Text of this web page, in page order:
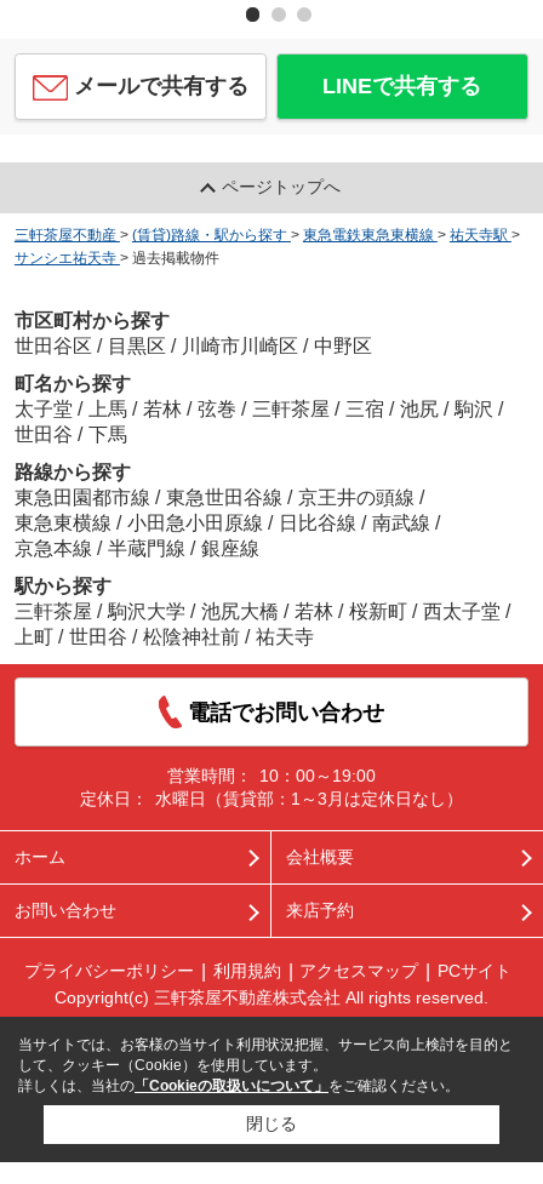
メールで共有する LINEで共有する
ページトップへ
三軒茶屋不動産 > (賃貸)路線・駅から探す > 東急電鉄東急東横線 > 祐天寺駅 >
サンシエ祐天寺 > 過去掲載物件
市区町村から探す
世田谷区 / 目黒区 / 川崎市川崎区 / 中野区
町名から探す
太子堂 / 上馬 / 若林 / 弦巻 / 三軒茶屋 / 三宿 / 池尻 / 駒沢 /
世田谷 / 下馬
路線から探す
東急田園都市線 / 東急世田谷線 / 京王井の頭線 /
東急東横線 / 小田急小田原線 / 日比谷線 / 南武線 /
京急本線 / 半蔵門線 / 銀座線
駅から探す
三軒茶屋 / 駒沢大学 / 池尻大橋 / 若林 / 桜新町 / 西太子堂 /
上町 / 世田谷 / 松陰神社前 / 祐天寺
電話でお問い合わせ
営業時間：
10：00～19:00
定休日：
水曜日（賃貸部：1～3月は定休日なし）
ホーム 会社概要
お問い合わせ 来店予約
プライバシーポリシー 利用規約 アクセスマップ
PCサイト
Copyright(c) 三軒茶屋不動産株式会社 All rights reserved.
当サイトでは、お客様の当サイト利用状況把握、サービス向上検討を目的と
して、クッキー（Cookie）を使用しています。
詳しくは、当社の 「Cookieの取扱いについて」 をご確認ください。
閉じる